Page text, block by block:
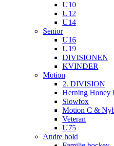
U10
U12
U14
Senior
U16
U19
DIVISIONEN
KVINDER
Motion
2. DIVISION
Herning Honey
Slowfox
Motion C &
Veteran
U75
Andre hold